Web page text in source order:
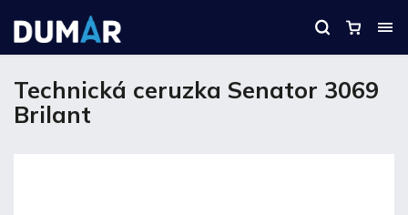
Technická ceruzka Senator 3069
Brilant